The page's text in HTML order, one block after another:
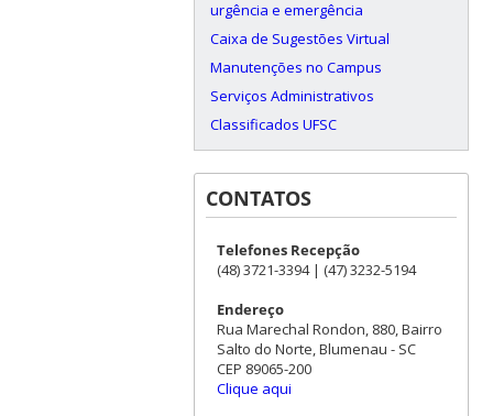
urgência e emergência
Caixa de Sugestões Virtual
Manutenções no Campus
Serviços Administrativos
Classificados UFSC
CONTATOS
Telefones Recepção
(48) 3721-3394 | (47) 3232-5194
Endereço
Rua Marechal Rondon, 880, Bairro
Salto do Norte, Blumenau - SC
CEP 89065-200
Clique aqui